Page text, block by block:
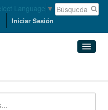
Language ▼
Iniciar Sesión